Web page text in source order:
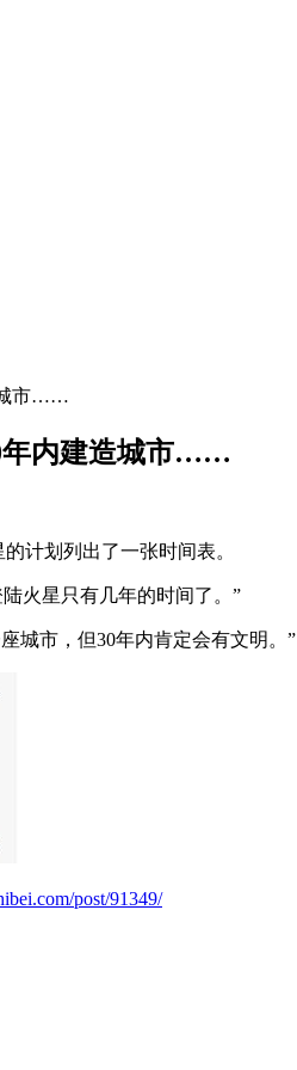
城市……
年内建造城市……
计划列出了一张时间表。
火星只有几年的时间了。”
城市，但30年内肯定会有文明。”
post/91349/